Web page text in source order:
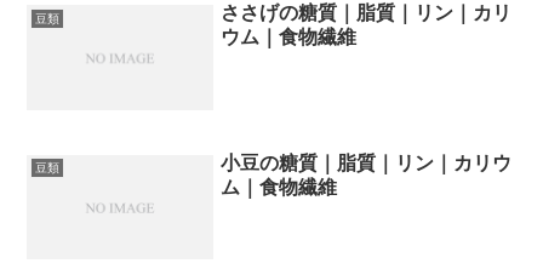
豆類
ささげの糖質｜脂質｜リン｜カリ
ウム｜食物繊維
豆類
小豆の糖質｜脂質｜リン｜カリウ
ム｜食物繊維